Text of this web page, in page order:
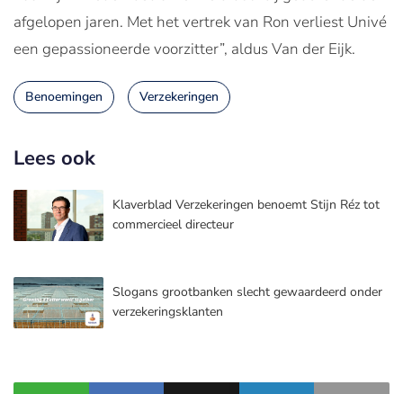
afgelopen jaren. Met het vertrek van Ron verliest Univé
een gepassioneerde voorzitter”, aldus Van der Eijk.
Benoemingen Verzekeringen
Lees ook
Klaverblad Verzekeringen benoemt Stijn Réz tot
commercieel directeur
Slogans grootbanken slecht gewaardeerd onder
verzekeringsklanten